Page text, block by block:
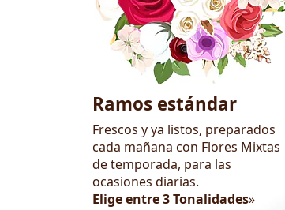
Ramos estándar
Frescos y ya listos, preparados
cada mañana con Flores Mixtas
de temporada, para las
ocasiones diarias.
Elige entre 3 Tonalidades»